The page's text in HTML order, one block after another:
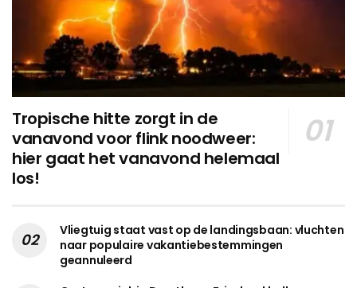
Tropische hitte zorgt in de
vanavond voor flink noodweer:
hier gaat het vanavond helemaal
los!
Vliegtuig staat vast op de landingsbaan: vluchten
naar populaire vakantiebestemmingen
geannuleerd